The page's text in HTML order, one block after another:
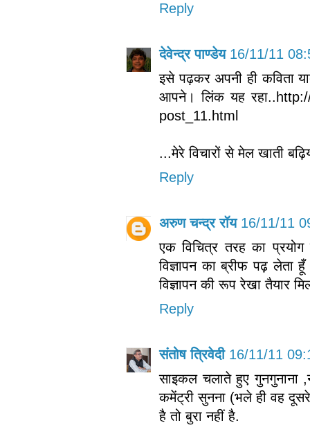
Reply
देवेन्द्र पाण्डेय 16/11/11
इसे पढ़कर अपनी ही कविता
आपने। लिंक यह
post_11.html
...मेरे विचारों से मेल खाती
Reply
अरुण चन्द्र रॉय 16/11/11
एक विचित्र तरह का
विज्ञापन का ब्रीफ पढ़
विज्ञापन की रूप रेखा तैयार
Reply
संतोष त्रिवेदी 16/11/11
साइकल चलाते हुए गुनगुनाना
कमेंट्री सुनना (भले ही वह
है तो बुरा नहीं है.